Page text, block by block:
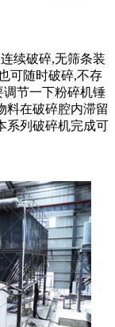
续破碎,无筛条装
可随时破碎,不存
节一下粉碎机锤
料在破碎腔内滞留
系列破碎机完成可